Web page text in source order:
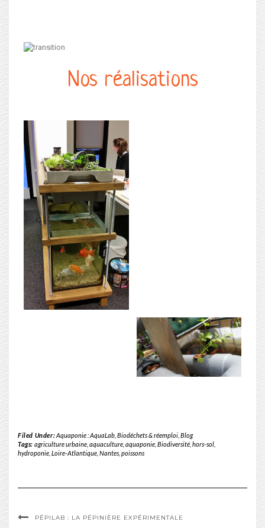
Nos réalisations
Filed Under:Aquaponie : AquaLab, Biodéchets & réemploi, Blog
Tags: agriculture urbaine, aquaculture, aquaponie, Biodiversité, hors-sol,
hydroponie Loire-Atlantique Nantes poissons
PÉPILAB : LA PÉPINIÈRE EXPÉRIMENTALE